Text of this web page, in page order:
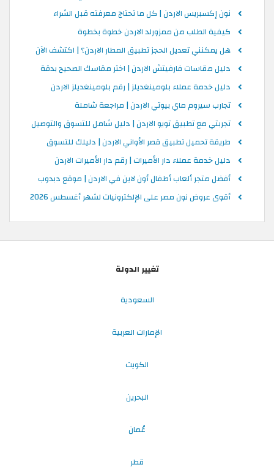
نون إكسبريس الاردن | كل ما تحتاج معرفته قبل الشراء
كيفية الطلب من ممزورلد الاردن خطوة بخطوة
هل يمكنني تعديل الحجز تطبيق المطار الاردن؟ | اكتشف الآن
دليل مقاسات فارفيتش الاردن | اختر مقاسك الصحيح بدقة
دليل خدمة عملاء بلومينغديلز | رقم بلومينغديلز الاردن
تجارب سيروم ماي بيوتي الاردن | مراجعة شاملة
تجربتي مع تطبيق تويو الاردن | دليل شامل للتسوق والتوصيل
طريقة تحميل تطبيق قصر الأواني الاردن | دليلك للتسوق
دليل خدمة عملاء دار الأميرات | رقم دار الأميرات الاردن
أفضل متجر ألعاب أطفال أون لاين في الاردن | موقع دبدوب
أقوى عروض نون مصر على الإلكترونيات لشهر أغسطس 2026
تغيير الدولة
السعودية
الإمارات العربية
الكويت
البحرين
عُمان
قطر